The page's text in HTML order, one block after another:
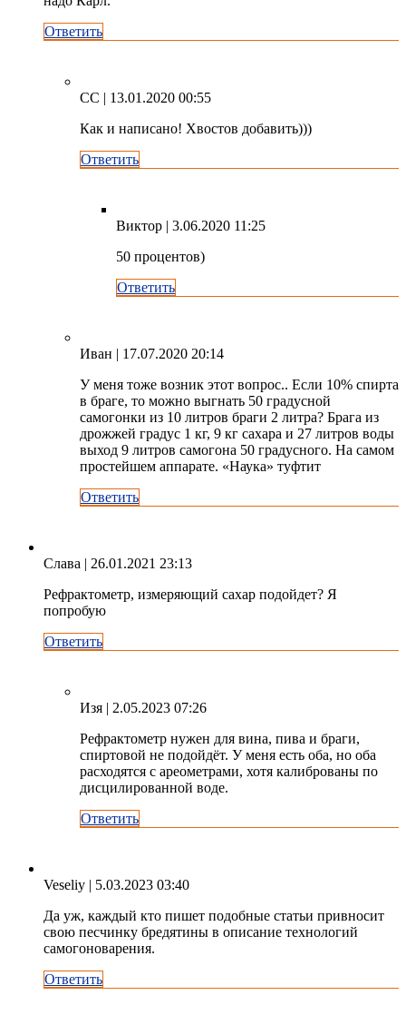
Ответить
СС | 13.01.2020 00:55
Как и написано! Хвостов добавить)))
Ответить
Виктор | 3.06.2020 11:25
50 процентов)
Ответить
Иван | 17.07.2020 20:14
У меня тоже возник этот вопрос.. Если 10% спирта
в браге, то можно выгнать 50 градусной
самогонки из 10 литров браги 2 литра? Брага из
дрожжей градус 1 кг, 9 кг сахара и 27 литров воды
выход 9 литров самогона 50 градусного. На самом
простейшем аппарате. «Наука» туфтит
Ответить
Слава | 26.01.2021 23:13
Рефрактометр, измеряющий сахар подойдет? Я
попробую
Ответить
Изя | 2.05.2023 07:26
Рефрактометр нужен для вина, пива и браги,
спиртовой не подойдёт. У меня есть оба, но оба
расходятся с ареометрами, хотя калиброваны по
дисцилированной воде.
Ответить
Veseliy | 5.03.2023 03:40
Да уж, каждый кто пишет подобные статьи привносит
свою песчинку бредятины в описание технологий
самогоноварения.
Ответить